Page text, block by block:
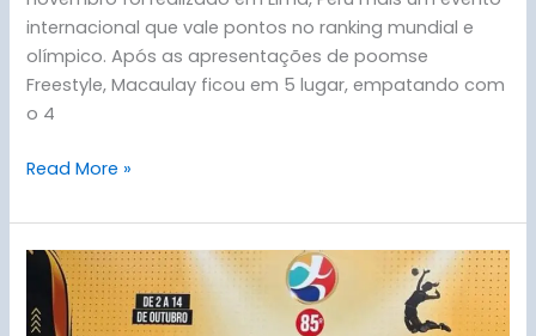
internacional que vale pontos no ranking mundial e
olímpico. Após as apresentações de poomse
Freestyle, Macaulay ficou em 5 lugar, empatando com
o 4
Read More »
Jogos
Abertos
2023